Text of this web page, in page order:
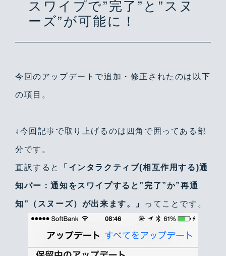
スワイプで”完了”と”スヌ
ーズ”が可能に！
今回のアップデートで追加・修正されたのは以下
の項目。
↓今回記事で取り上げるのは四角で囲ってある部
分です。
直訳すると 「インタラクティブ(相互作用する)通
知バー：通知をスワイプすると”完了”か”再通
知”（スヌーズ）が出来ます。」 ってことです。